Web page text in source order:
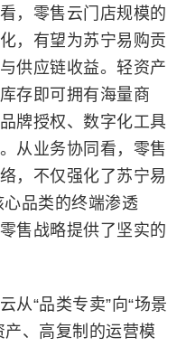
，零售云门店规模的
，有望为苏宁易购贡
供应链收益。轻资产
存即可拥有海量商
牌授权、数字化工具
从业务协同看，零售
，不仅强化了苏宁易
品类的终端渗透
售战略提供了坚实的
从“品类专卖”向“场景
、高复制的运营模